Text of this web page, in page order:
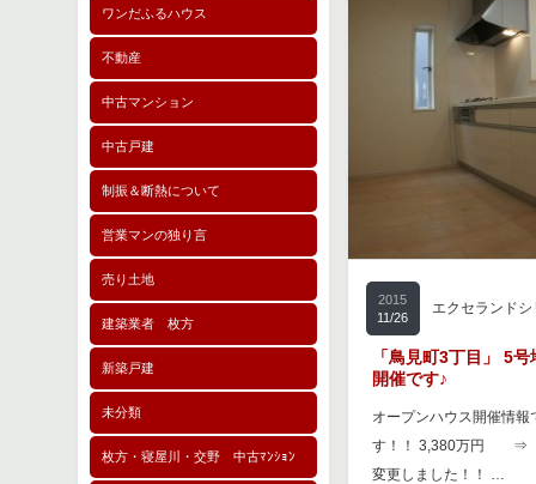
ワンだふるハウス
不動産
中古マンション
中古戸建
制振＆断熱について
営業マンの独り言
売り土地
建築業者 枚方
新築戸建
未分類
枚方・寝屋川・交野 中古ﾏﾝｼｮﾝ
2015
11/26
エクセランドシ
「鳥見町3丁目」 5
開催です♪
オープンハウス開催情
す！！ 3,380万円
変更しました！！ …